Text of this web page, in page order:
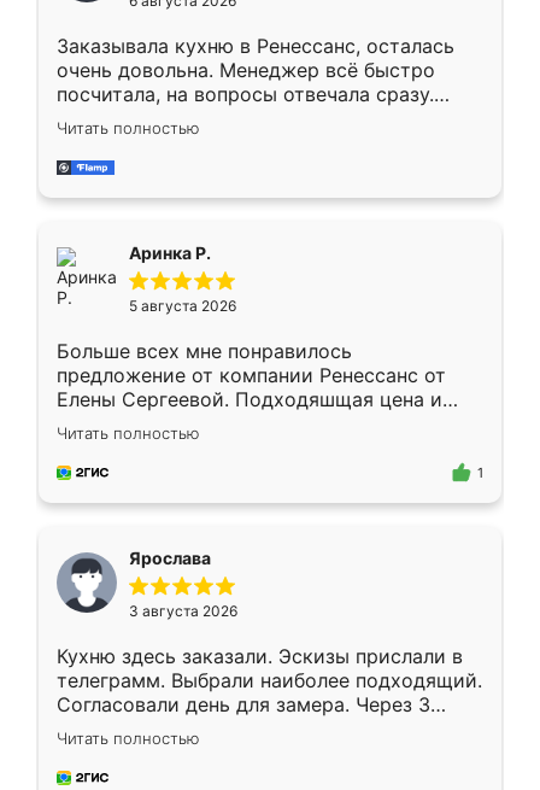
мебели буду заказывать только здесь.
Заказывала кухню в Ренессанс, осталась
очень довольна. Менеджер всё быстро
посчитала, на вопросы отвечала сразу.
Замерщик приехал в субботу, подошёл к
делу со всей ответственностью. Собрали
за день, ребята работали аккуратно, даже
Читать полностью
Аринка Р.
5 августа 2026
Больше всех мне понравилось
предложение от компании Ренессанс от
Елены Сергеевой. Подходяшщая цена и
короткие сроки изготовления. Приехавший
для замера сотрудник Владислав
предложил по моему эскизу самый
Читать полностью
1
Ярослава
3 августа 2026
Кухню здесь заказали. Эскизы прислали в
телеграмм. Выбрали наиболее подходящий.
Согласовали день для замера. Через 3
недели кухня была уже готова. Остались
довольны работой. Спасибо Ренессанс
мебель за качественную работу!
Читать полностью